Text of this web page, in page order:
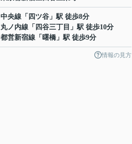
中央線 「 四ツ谷 」駅 徒歩8分
丸ノ内線 「 四谷三丁目 」駅 徒歩10分
都営新宿線 「 曙橋 」駅 徒歩9分
情報の見方